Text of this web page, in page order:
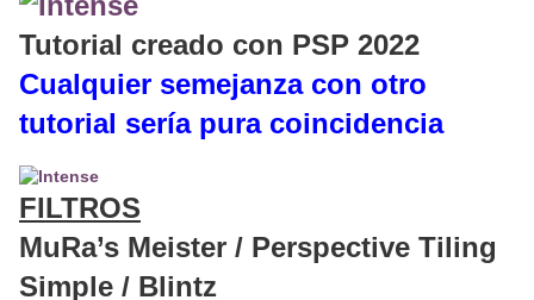
Tutorial creado con PSP 2022
Cualquier semejanza con otro
tutorial sería pura coincidencia
FILTROS
MuRa’s Meister / Perspective Tiling
Simple / Blintz